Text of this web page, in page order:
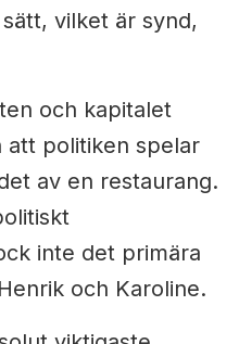
vilket är synd,
och kapitalet
att politiken spelar
av en restaurang.
inte det primära
och Karoline.